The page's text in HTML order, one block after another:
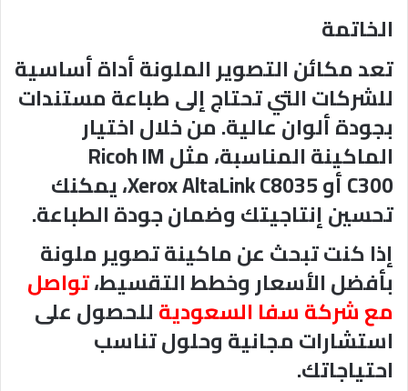
الخاتمة
تعد مكائن التصوير الملونة أداة أساسية
للشركات التي تحتاج إلى طباعة مستندات
بجودة ألوان عالية. من خلال اختيار
الماكينة المناسبة، مثلRicoh IM
C300أوXerox AltaLink C8035، يمكنك
تحسين إنتاجيتك وضمان جودة الطباعة.
إذا كنت تبحث عن ماكينة تصوير ملونة
بأفضل الأسعار وخطط التقسيط،تواصل
معشركة سفا السعوديةللحصول على
استشارات مجانية وحلول تناسب
احتياجاتك.